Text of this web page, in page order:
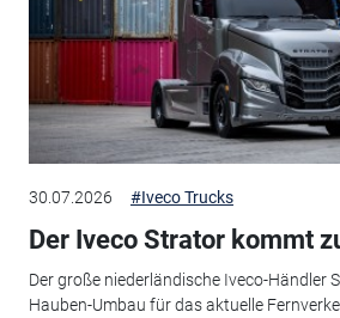
30.07.2026 #Iveco Trucks
Der Iveco Strator kommt
Der große niederländische Iveco-Händler
Hauben-Umbau für das aktuelle